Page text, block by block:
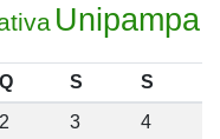
Unipampa
Q S
S
2 3
4